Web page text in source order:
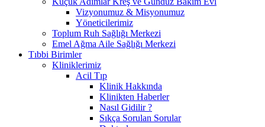
Vizyonumuz & Misyonumuz
Yöneticilerimiz
Toplum Ruh Sağlığı Merkezi
Emel Ağma Aile Sağlığı Merkezi
Tıbbi Birimler
Kliniklerimiz
Acil Tıp
Klinik Hakkında
Klinikten Haberler
Nasıl Gidilir ?
Sıkça Sorulan Sorular